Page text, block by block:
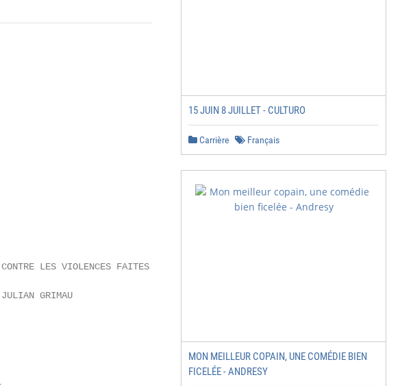
15 JUIN 8 JUILLET - CULTURO
Carrière Français
MON MEILLEUR COPAIN, UNE COMÉDIE BIEN
FICELÉE - ANDRESY